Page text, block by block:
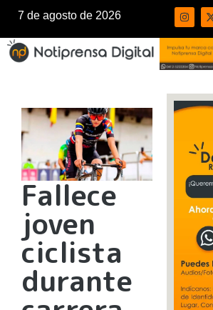
7 de agosto de 2026
Fallece
joven
ciclista
durante